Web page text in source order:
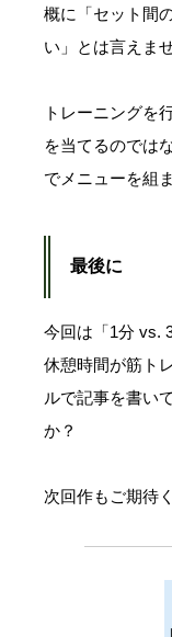
概に「セット間
い」とは言えませ
トレーニングを
を当てるのでは
でメニューを組
最後に
今回は「1分 vs.
休憩時間が筋ト
ルで記事を書い
か？
次回作もご期待